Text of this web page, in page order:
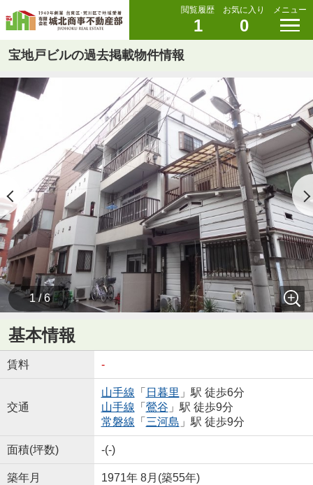
閲覧履歴
1
お気に入り
0
メニュー
宝地戸ビルの過去掲載物件情報
1 / 6
基本情報
賃料 -
交通
山手線 「 日暮里 」駅 徒歩6分
山手線 「 鶯谷 」駅 徒歩9分
常磐線 「 三河島 」駅 徒歩9分
面積(坪数) -(-)
築年月 1971年 8月(築55年)